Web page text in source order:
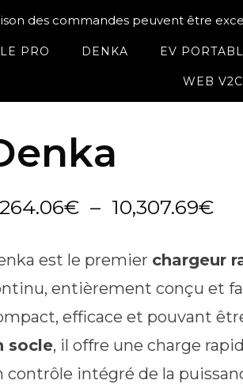
des commandes peuvent être
PRO DENKA EV
WEB V2C
€ – 10,307.69€
à
est le premier chargeur
entièrement conçu et
efficace et pouvant
socle, il offre une charge
contrôle intégré de la